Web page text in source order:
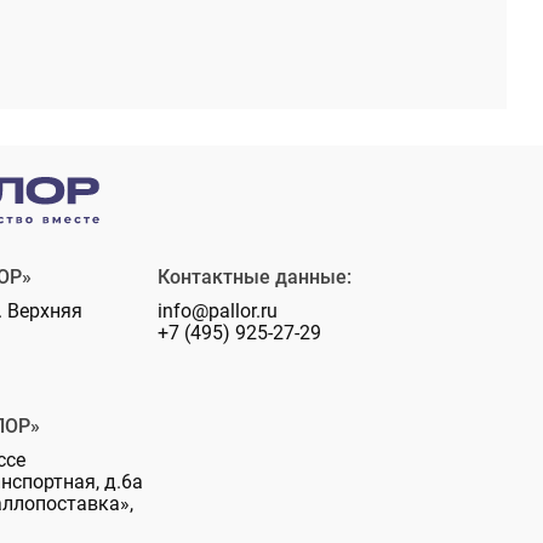
Верхняя
д.6а
Контактные данные:
info@pallor.ru
+7 (495) 925-27-29